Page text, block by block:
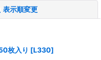
表示順変更
枚入り [L330]